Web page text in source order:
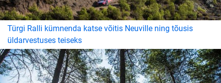
Türgi Ralli kümnenda katse võitis Neuville ning tõusis
üldarvestuses teiseks